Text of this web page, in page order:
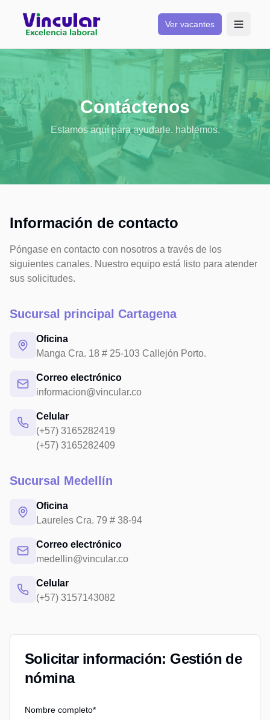
Ver vacantes
Abrir
Contáctenos
Estamos aquí para ayudarle. hablemos.
Información de contacto
Póngase en contacto con nosotros a través de los
siguientes canales. Nuestro equipo está listo para atender
sus solicitudes.
Sucursal principal Cartagena
Oficina
Manga Cra. 18 # 25-103 Callejón Porto.
Correo electrónico
informacion@vincular.co
Celular
(+57) 3165282419
(+57) 3165282409
Sucursal Medellín
Oficina
Laureles Cra. 79 # 38-94
Correo electrónico
medellin@vincular.co
Celular
(+57) 3157143082
Solicitar información: Gestión de
nómina
Nombre completo*